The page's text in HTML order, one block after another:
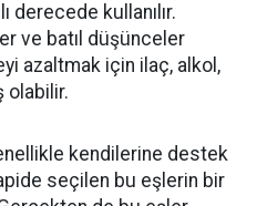
derecede kullanılır.
ve batıl düşünceler
azaltmak için ilaç, alkol,
olabilir.
kendilerine destek
seçilen bu eşlerin bir